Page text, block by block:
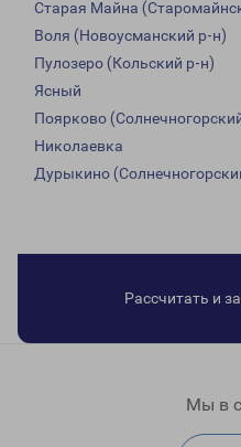
Старая Майна
Воля (Новоусманский р-н)
Пулозеро (Кольский р-н)
Ясный
Поярково
Николаевка
Дурыкино
Рассчитать и
Мы в